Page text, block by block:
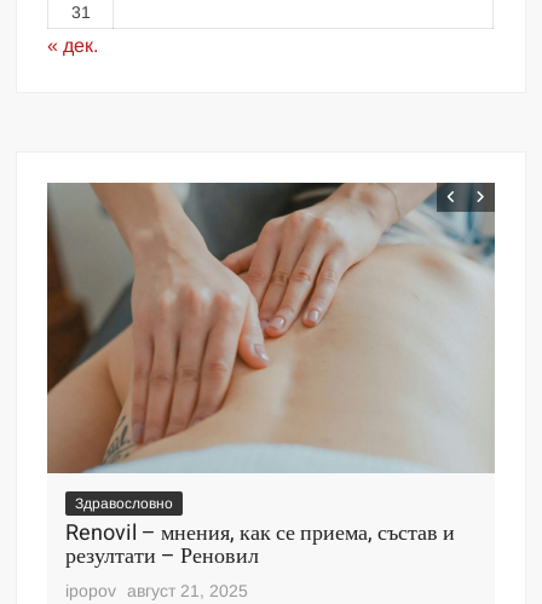
31
« дек.
Здравословно
Renovil – мнения, как се приема, състав и
резултати – Реновил
ipopov август 21, 2025